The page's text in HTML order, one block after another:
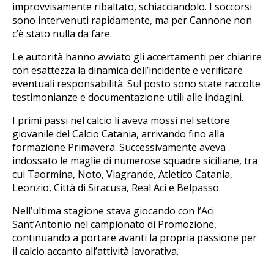
improvvisamente ribaltato, schiacciandolo. I soccorsi
sono intervenuti rapidamente, ma per Cannone non
c’è stato nulla da fare.
Le autorità hanno avviato gli accertamenti per chiarire
con esattezza la dinamica dell’incidente e verificare
eventuali responsabilità. Sul posto sono state raccolte
testimonianze e documentazione utili alle indagini.
I primi passi nel calcio li aveva mossi nel settore
giovanile del Calcio Catania, arrivando fino alla
formazione Primavera. Successivamente aveva
indossato le maglie di numerose squadre siciliane, tra
cui Taormina, Noto, Viagrande, Atletico Catania,
Leonzio, Città di Siracusa, Real Aci e Belpasso.
Nell’ultima stagione stava giocando con l’Aci
Sant’Antonio nel campionato di Promozione,
continuando a portare avanti la propria passione per
il calcio accanto all’attività lavorativa.